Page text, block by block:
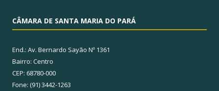
CÂMARA DE SANTA MARIA DO PARÁ
End.: Av. Bernardo Sayão Nº 1361
Bairro: Centro
CEP: 68780-000
Fone: (91) 3442-1263